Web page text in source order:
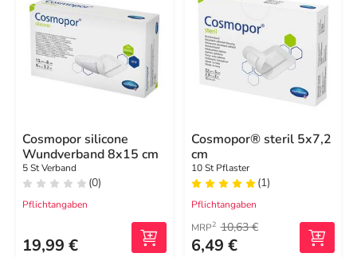
Cosmopor silicone
Wundverband 8x15 cm
5 St Verband
(0)
Pflichtangaben
19,99 €
Cosmopor® steril 5x7,2
cm
10 St Pflaster
(1)
Pflichtangaben
MRP2 10,63 €
6,49 €